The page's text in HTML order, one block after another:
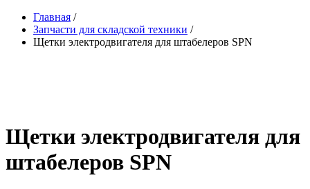
Главная /
Запчасти для складской техники /
Щетки электродвигателя для штабелеров SPN
Щетки электродвигателя для
штабелеров SPN